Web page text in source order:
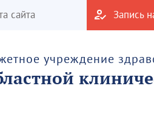
сайта Запись
учреждение